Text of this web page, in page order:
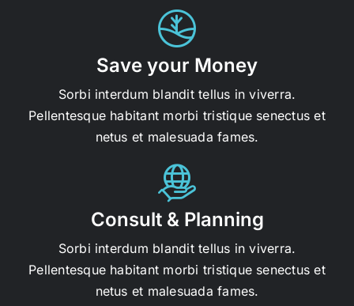
Save your Money
Sorbi interdum blandit tellus in viverra.
Pellentesque habitant morbi tristique senectus et
netus et malesuada fames.
Consult & Planning
Sorbi interdum blandit tellus in viverra.
Pellentesque habitant morbi tristique senectus et
netus et malesuada fames.